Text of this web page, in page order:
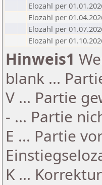
Elozahl per
Elozahl per
Elozahl per
Elozahl per
Hinweis1
blank ...
V ... Partie
- ... Partie
E ... Partie
K ...